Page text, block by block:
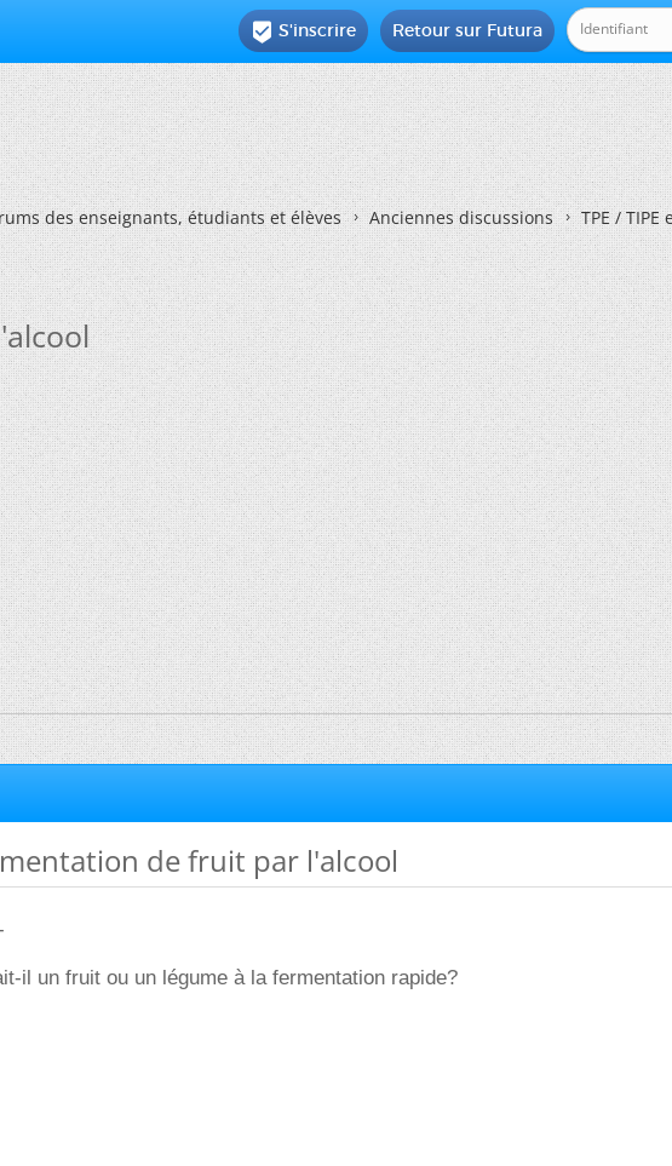
Retour sur Futura
 S'inscrire
des enseignants, étudiants et élèves Anciennes discussions TPE /
de fruit par l'alcool
il un fruit ou un légume à la fermentation rapide?